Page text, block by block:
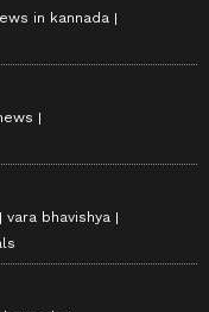
in kannada
vara bhavishya